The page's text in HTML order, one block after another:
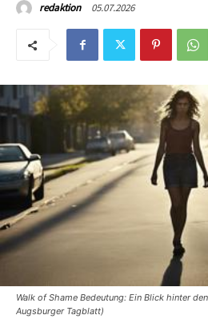
redaktion 05.07.2026
Walk of Shame Bedeutung: Ein Blick hinter
Augsburger Tagblatt)